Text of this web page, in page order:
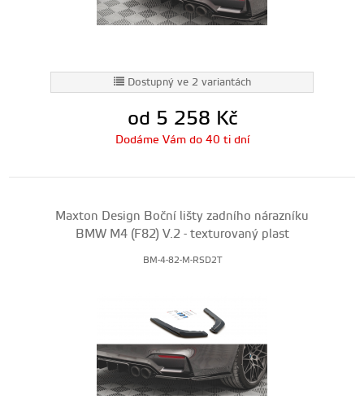
Dostupný ve 2 variantách
od 5 258 Kč
Dodáme Vám do 40 ti dní
Maxton Design Boční lišty zadního nárazníku
BMW M4 (F82) V.2 - texturovaný plast
BM-4-82-M-RSD2T